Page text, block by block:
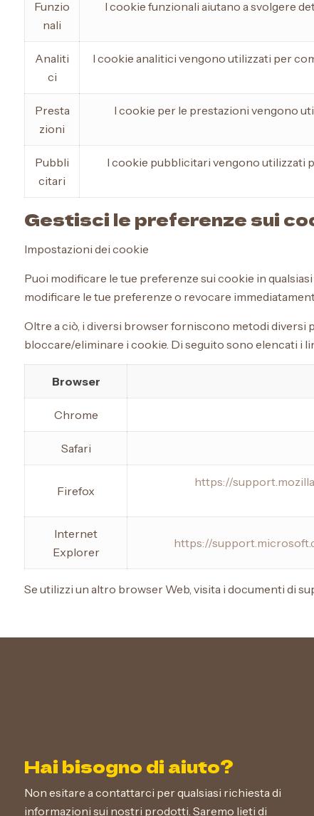
Funzio
nali
I cookie funzionali aiutano a svolgere
Analiti
ci
I cookie analitici vengono utilizzati per
Presta
zioni
I cookie per le prestazioni vengono
Pubbli
citari
I cookie pubblicitari vengono utilizzati
Gestisci le preferenze sui
Impostazioni dei cookie
Puoi modificare le tue preferenze sui cookie in
modificare le tue preferenze o revocare
Oltre a ciò, i diversi browser forniscono metodi diversi
bloccare/eliminare i cookie. Di seguito sono elencati i
Browser
Chrome
Safari
Firefox
https://
Internet
Explorer
https://
Se utilizzi un altro browser Web, visita i documenti di
Hai bisogno di aiuto?
Non esitare a contattarci per qualsiasi richiesta di
informazioni sui nostri prodotti. Saremo lieti di